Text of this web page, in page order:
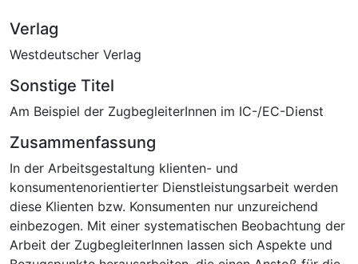
Verlag
Westdeutscher Verlag
Sonstige Titel
Am Beispiel der ZugbegleiterInnen im IC-/EC-Dienst
Zusammenfassung
In der Arbeitsgestaltung klienten- und
konsumentenorientierter Dienstleistungsarbeit werden
diese Klienten bzw. Konsumenten nur unzureichend
einbezogen. Mit einer systematischen Beobachtung der
Arbeit der ZugbegleiterInnen lassen sich Aspekte und